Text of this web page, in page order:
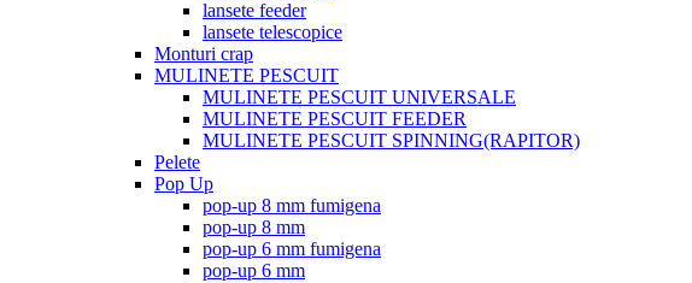
lansete feeder
lansete telescopice
Monturi crap
MULINETE PESCUIT
MULINETE PESCUIT UNIVERSALE
MULINETE PESCUIT FEEDER
MULINETE PESCUIT SPINNING(RAPITOR)
Pelete
Pop Up
pop-up 8 mm fumigena
pop-up 8 mm
pop-up 6 mm fumigena
pop-up 6 mm